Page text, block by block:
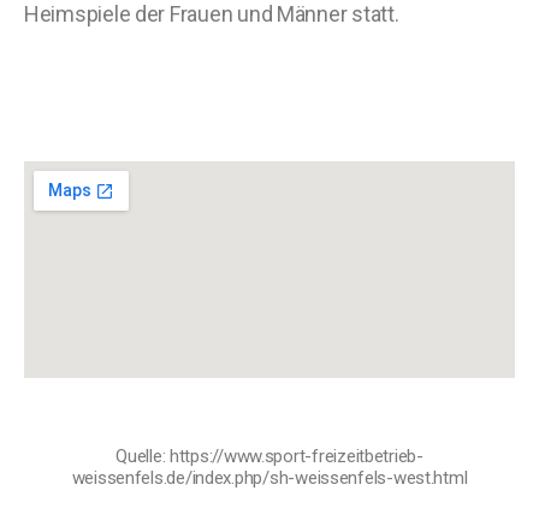
Heimspiele der Frauen und Männer statt.
Quelle: https://www.sport-freizeitbetrieb-
weissenfels.de/index.php/sh-weissenfels-west.html